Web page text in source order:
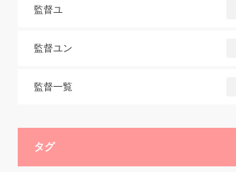
監督ユ
監督ユン
監督一覧
タグ